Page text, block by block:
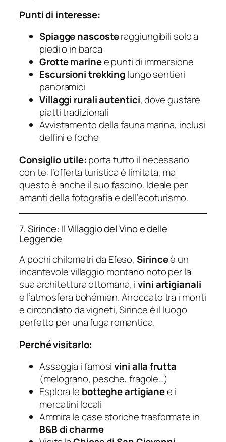
Punti di interesse:
Spiagge nascosteraggiungibili solo a
piedi o in barca
Grotte marinee punti di immersione
Escursioni trekking lungo sentieri
panoramici
Villaggi rurali autentici, dove gustare
piatti tradizionali
Avvistamento della fauna marina, inclusi
delfini e foche
Consiglio utile:porta tutto il necessario
con te: l’offerta turistica è limitata, ma
questo è anche il suo fascino. Ideale per
amanti della fotografia e dell’ecoturismo.
7. Sirince: Il Villaggio del Vino e delle
Leggende
A pochi chilometri da Efeso,Sirinceè un
incantevole villaggio montano noto per la
sua architettura ottomana, ivini artigianali
e l’atmosfera bohémien. Arroccato tra i monti
e circondato da vigneti, Sirince è il luogo
perfetto per una fuga romantica.
Perché visitarlo:
Assaggia i famosivini alla frutta
(melograno, pesche, fragole…)
Esplora le botteghe artigianee i
mercatini locali
Ammira le case storiche trasformate in
B&B di charme